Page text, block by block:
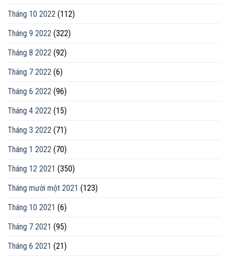
Tháng 10 2022 (112)
Tháng 9 2022 (322)
Tháng 8 2022 (92)
Tháng 7 2022 (6)
Tháng 6 2022 (96)
Tháng 4 2022 (15)
Tháng 3 2022 (71)
Tháng 1 2022 (70)
Tháng 12 2021 (350)
Tháng mười một 2021 (123)
Tháng 10 2021 (6)
Tháng 7 2021 (95)
Tháng 6 2021 (21)